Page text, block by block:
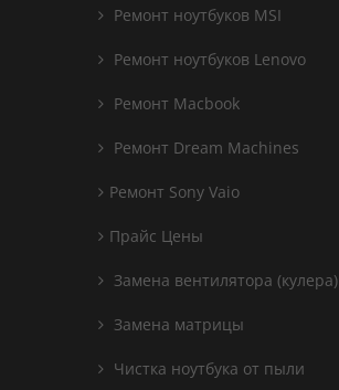
Ремонт ноутбуков MSI
Ремонт ноутбуков Lenovo
Ремонт Macbook
Ремонт Dream Machines
Ремонт Sony Vaio
Прайс Цены
Замена вентилятора (кулера)
Замена матрицы
Чистка ноутбука от пыли